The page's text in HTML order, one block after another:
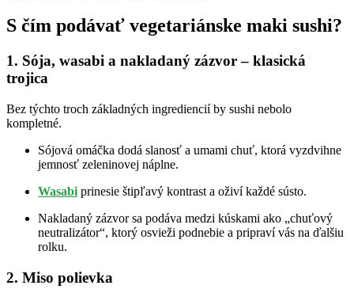
S čím podávať vegetariánske maki sushi?
1. Sója, wasabi a nakladaný zázvor – klasická
trojica
Bez týchto troch základných ingrediencií by sushi nebolo
kompletné.
Sójová omáčka dodá slanosť a umami chuť, ktorá vyzdvihne
jemnosť zeleninovej náplne.
Wasabi prinesie štipľavý kontrast a oživí každé sústo.
Nakladaný zázvor sa podáva medzi kúskami ako „chuťový
neutralizátor“, ktorý osvieži podnebie a pripraví vás na ďalšiu
rolku.
2. Miso polievka